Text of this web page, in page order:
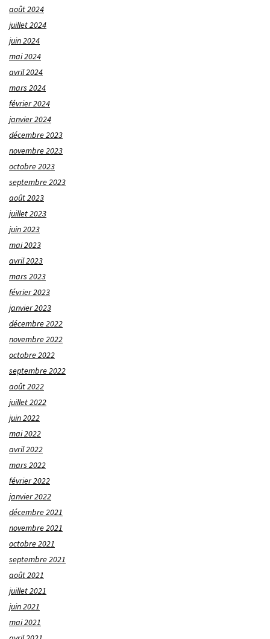
août 2024
juillet 2024
juin 2024
mai 2024
avril 2024
mars 2024
février 2024
janvier 2024
décembre 2023
novembre 2023
octobre 2023
septembre 2023
août 2023
juillet 2023
juin 2023
mai 2023
avril 2023
mars 2023
février 2023
janvier 2023
décembre 2022
novembre 2022
octobre 2022
septembre 2022
août 2022
juillet 2022
juin 2022
mai 2022
avril 2022
mars 2022
février 2022
janvier 2022
décembre 2021
novembre 2021
octobre 2021
septembre 2021
août 2021
juillet 2021
juin 2021
mai 2021